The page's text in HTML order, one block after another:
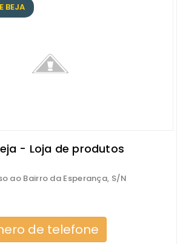
BEJA
- Loja de produtos
ao Bairro da Esperança, S/N
de telefone